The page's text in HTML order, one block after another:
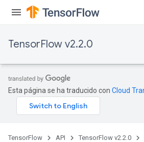
TensorFlow v2.2.0
Esta página se ha traducido con Cloud
TensorFlow API TensorFlow v2.2.0